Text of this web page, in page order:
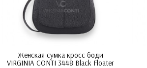
Женская сумка кросс боди
VIRGINIA CONTI 3448 Black Floater